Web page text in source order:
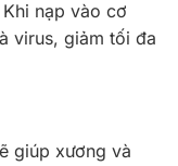
nạp vào cơ
virus, giảm tối đa
giúp xương và